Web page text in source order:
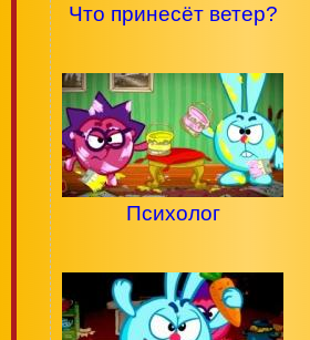
Что принесёт ветер?
Психолог